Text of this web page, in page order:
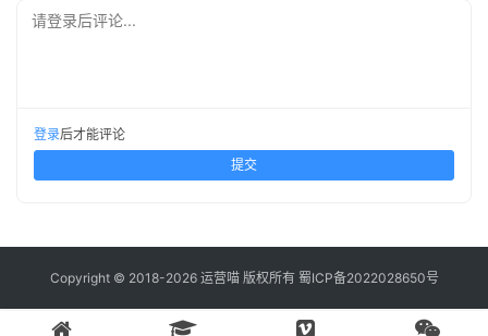
请登录后评论...
登录后才能评论
提交
Copyright © 2018-2026 运营喵 版权所有 蜀ICP备2022028650号